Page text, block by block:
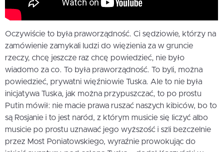
Oczywiście to była praworządność. Ci sędziowie, którzy na
zamówienie zamykali ludzi do więzienia za w gruncie
rzeczy, chcę jeszcze raz chcę powiedzieć, nie było
wiadomo za co. To była praworządność. To byli, można
powiedzieć, prywatni więźniowie Tuska. Ale to nie była
inicjatywa Tuska, jak można przypuszczać, to po prostu
Putin mówił: nie macie prawa ruszać naszych kibiców, bo to
są Rosjanie i to jest naród, z którym musicie się liczyć albo
musicie po prostu uznawać jego wyższość i szli bezczelnie
przez Most Poniatowskiego, wyraźnie prowokując do